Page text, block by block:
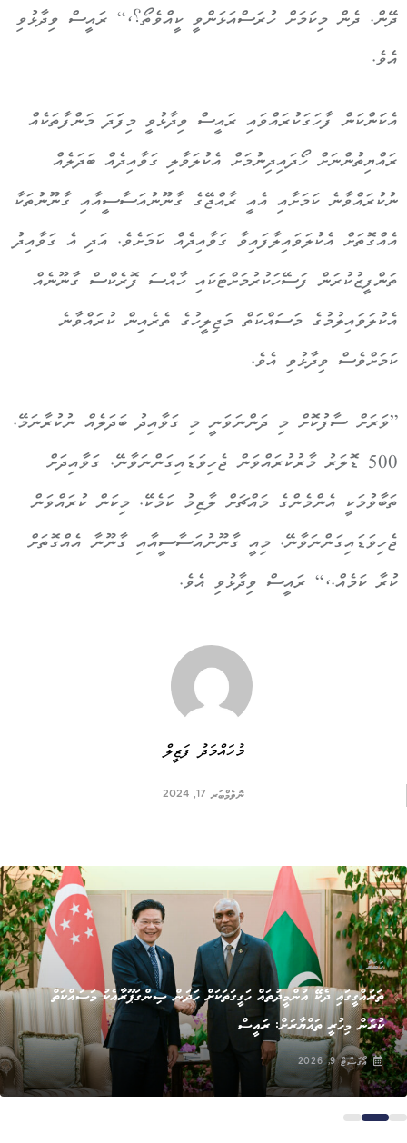
ދޭން. ދެން މިކަމަށް ހުރަސްއަޅަންވީ ކީއްވެތޯ؟،“ ރައީސް ވިދާޅުވި
އެވެ.
އެކަަންކަން ފާހަގަކުރައްވައި ރައީސް ވިދާޅުވީ މިފަަދަ މަންފާތަކެއް
ރައްޔިތުންނަށް ހޯދައިދިނުމަށް އެކުލަވާލި ގަވާއިދެއް ބަދަލެއް
ނުކުރައްވާނެ ކަމަށާއި އެއީ ރާއްޖޭގެ ގާނޫނުއަސާސީއާއި ގާނޫނުތަކާ
އެއްގޮތަށް އެކުލަވައިލާފައިވާ ގަވާއިދެއް ކަމަށެވެ. އަދި އެ ގަވާއިދު
ތަންފީޒުކުރަން ފަސޭހަކުރުމަށްޓަކައި ހާއްސަ ފޮރެކްސް ގާނޫނެއް
އެކުލަވައިލުމުގެ މަސައްކަތް މަޖިލީހުގެ ތެރެއިން ކުރައްވާނެ
ކަމަށްވެސް ވިދާޅުވި އެވެ.
”ވަރަށް ސާފުކޮށް މި ދަންނަވަނީ މި ގަވާއިދު ބަދަލެއް ނުކުރާނަމޭ.
500 ޑޮލަރު މާރުކުރައްވަން ޖެހިވަޑައިގަންނަވާނޭ. ގަވާއިދަށް
ތަބާވުމަކީ އެންމެންގެ މައްޗަށް ލާޒިމު ކަމެކޭ. މިކަން ކުރައްވަން
ޖެހިވަޑައިގަންނަވާނޭ. މިއީ ގާނޫނުއަސާސީއާއި ގާނޫނާ އެއްގޮތަށް
ކުރާ ކަމެއް.،“ ރައީސް ވިދާޅުވި އެވެ.
މުހައްމަދު ފަޒީލް
ނޮވެމްބަރ 17, 2024
ޚަބަރު
ތަރައްގީގައި ދެކޭ އުންމީދުތައް ހަގީގަތަކަށް ހަދަން ސިންގަޕޫރާއެކު މަސައްކަތް
ކުރަން މިހުރީ ތައްޔާރަށް: ރައީސް
އޯގަސްޓް 9, 2026